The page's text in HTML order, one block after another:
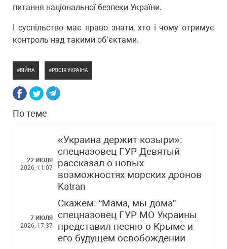
питання національної безпеки України.
І суспільство має право знати, хто і чому отримує
контроль над такими об’єктами.
ВІЙНА РОСІЯ УКРАЇНА
По теме
22 ИЮЛЯ
2026, 11:07
«Украина держит козыри»:
спецназовец ГУР Девятый
рассказал о новых
возможностях морских дронов
Katran
7 ИЮЛЯ
2026, 17:37
Скажем: “Мама, мы дома”
спецназовец ГУР МО Украины
представил песню о Крыме и
его будущем освобождении